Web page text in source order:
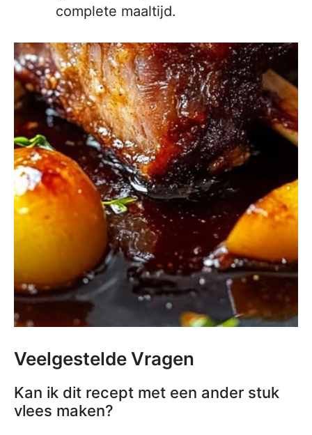
complete maaltijd.
Veelgestelde Vragen
Kan ik dit recept met een ander stuk
vlees maken?